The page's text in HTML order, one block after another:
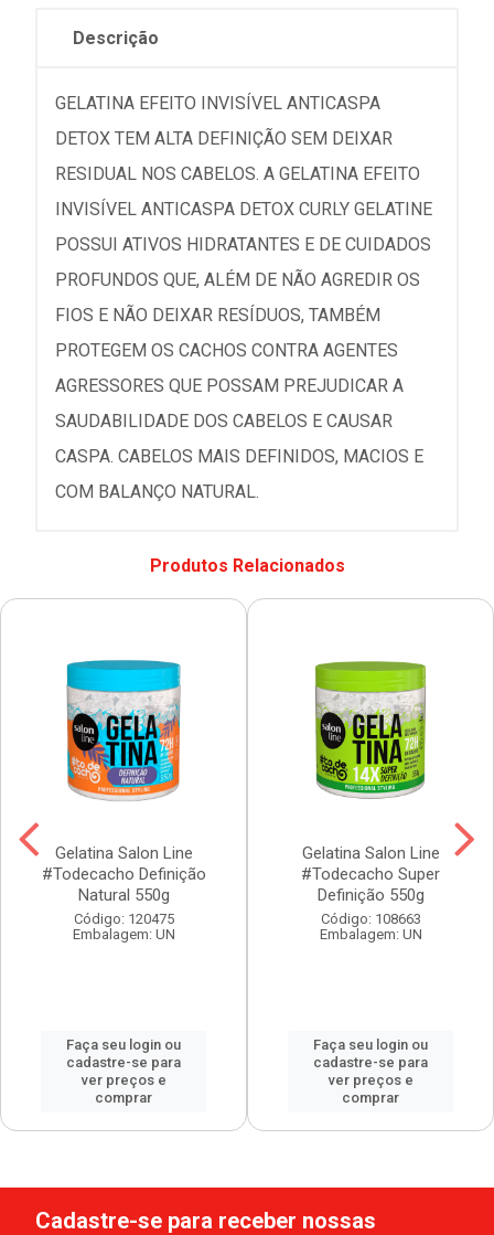
Descrição
GELATINA EFEITO INVISÍVEL ANTICASPA
DETOX TEM ALTA DEFINIÇÃO SEM DEIXAR
RESIDUAL NOS CABELOS. A GELATINA EFEITO
INVISÍVEL ANTICASPA DETOX CURLY GELATINE
POSSUI ATIVOS HIDRATANTES E DE CUIDADOS
PROFUNDOS QUE, ALÉM DE NÃO AGREDIR OS
FIOS E NÃO DEIXAR RESÍDUOS, TAMBÉM
PROTEGEM OS CACHOS CONTRA AGENTES
AGRESSORES QUE POSSAM PREJUDICAR A
SAUDABILIDADE DOS CABELOS E CAUSAR
CASPA. CABELOS MAIS DEFINIDOS, MACIOS E
COM BALANÇO NATURAL.
Produtos Relacionados
Gelatina Salon Line
#Todecacho Definição
Natural 550g
Código: 120475
Embalagem: UN
Faça seu login ou
cadastre-se para
ver preços e
comprar
Gelatina Salon Line
#Todecacho Super
Definição 550g
Código: 108663
Embalagem: UN
Faça seu login ou
cadastre-se para
ver preços e
comprar
Cadastre-se para receber nossas